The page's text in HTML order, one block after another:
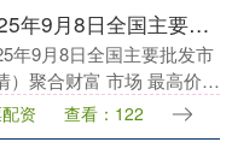
聚合财富 2025年9月8日全国主要批发市场香蕉价格行情
年9月8日全国主要批发市
）聚合财富 市场 最高价
京京丰岳各庄农副产品批
6.40 ....
资 查看：122